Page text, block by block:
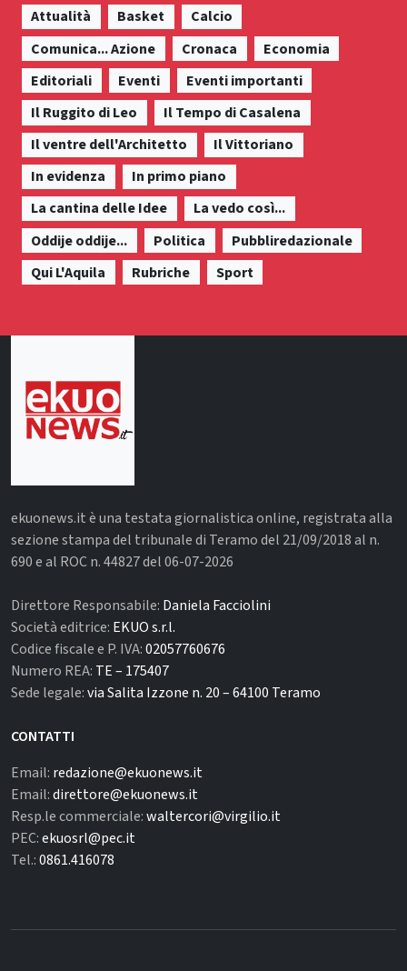
Attualità
Basket
Calcio
Comunica... Azione
Cronaca
Economia
Editoriali
Eventi
Eventi importanti
Il Ruggito di Leo
Il Tempo di Casalena
Il ventre dell'Architetto
Il Vittoriano
In evidenza
In primo piano
La cantina delle Idee
La vedo così...
Oddije oddije...
Politica
Pubbliredazionale
Qui L'Aquila
Rubriche Sport
ekuonews.it è una testata giornalistica online, registrata alla
sezione stampa del tribunale di Teramo del 21/09/2018 al n.
690 e al ROC n. 44827 del 06-07-2026
Direttore Responsabile: Daniela Facciolini
Società editrice: EKUO s.r.l.
Codice fiscale e P. IVA:02057760676
Numero REA: TE – 175407
Sede legale:via Salita Izzone n. 20 – 64100 Teramo
CONTATTI
Email: redazione@ekuonews.it
Email:direttore@ekuonews.it
Resp.le commerciale:waltercori@virgilio.it
PEC:ekuosrl@pec.it
Tel.:0861.416078